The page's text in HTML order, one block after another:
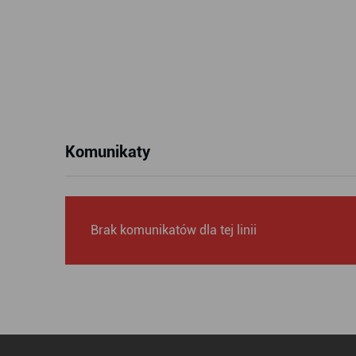
Komunikaty
Brak komunikatów dla tej linii